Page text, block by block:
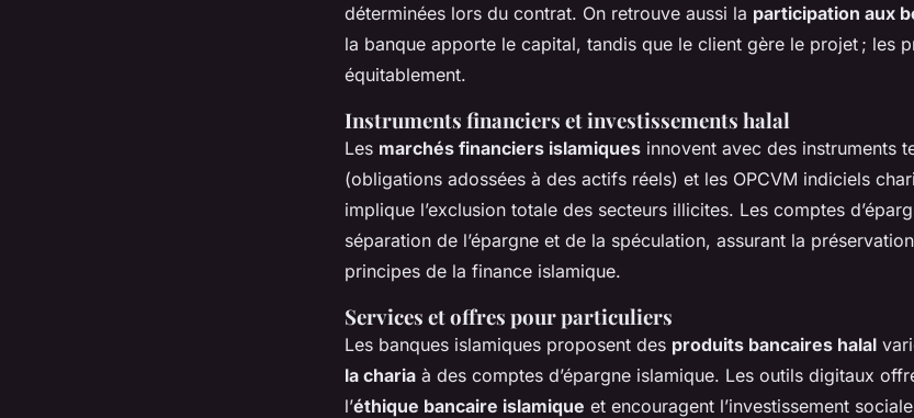
déterminées lors du contrat. On retrouve aussi la participation aux
la banque apporte le capital, tandis que le client gère le projet ; les
équitablement.
Instruments financiers et investissements halal
Les marchés financiers islamiques innovent avec des instruments
(obligations adossées à des actifs réels) et les OPCVM indiciels
implique l’exclusion totale des secteurs illicites. Les comptes
séparation de l’épargne et de la spéculation, assurant la
principes de la finance islamique.
Services et offres pour particuliers
Les banques islamiques proposent des produits bancaires halal
la charia à des comptes d’épargne islamique. Les outils digitaux
l’éthique bancaire islamique et encouragent l’investissement